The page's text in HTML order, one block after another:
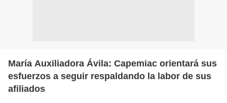
María Auxiliadora Ávila: Capemiac orientará sus
esfuerzos a seguir respaldando la labor de sus
afiliados